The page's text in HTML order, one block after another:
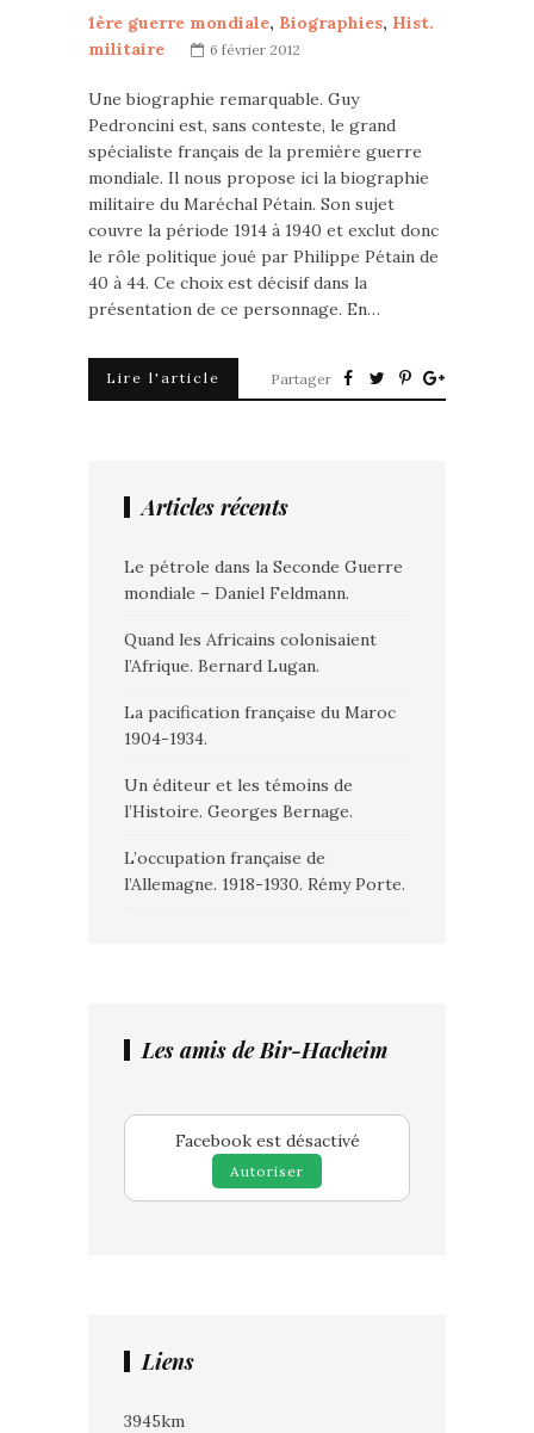
1ère guerre mondiale, Biographies, Hist.
militaire
6 février 2012
Une biographie remarquable. Guy
Pedroncini est, sans conteste, le grand
spécialiste français de la première guerre
mondiale. Il nous propose ici la biographie
militaire du Maréchal Pétain. Son sujet
couvre la période 1914 à 1940 et exclut donc
le rôle politique joué par Philippe Pétain de
40 à 44. Ce choix est décisif dans la
présentation de ce personnage. En…
Lire l'article Partager
Articles récents
Le pétrole dans la Seconde Guerre
mondiale – Daniel Feldmann.
Quand les Africains colonisaient
l’Afrique. Bernard Lugan.
La pacification française du Maroc
1904-1934.
Un éditeur et les témoins de
l’Histoire. Georges Bernage.
L’occupation française de
l’Allemagne. 1918-1930. Rémy Porte.
Les amis de Bir-Hacheim
Facebook est désactivé
Autoriser
Liens
3945km